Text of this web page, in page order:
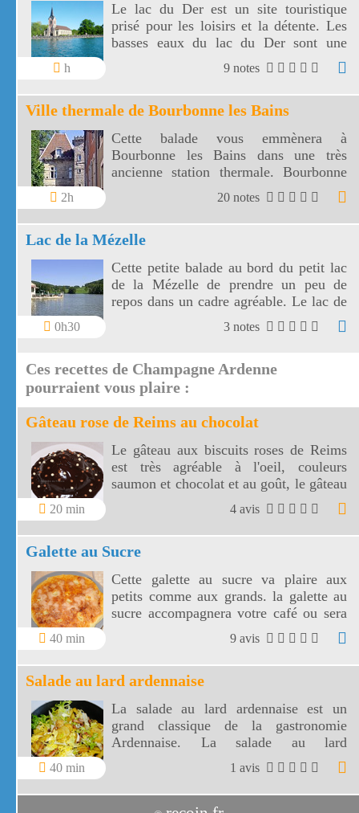
h
Le lac du Der est un site touristique
prisé pour les loisirs et la détente. Les
basses eaux du lac du Der sont une
halte pour de nombreux oiseaux
9 notes
Ville thermale de Bourbonne les Bains
2h
Cette balade vous emmènera à
Bourbonne les Bains dans une très
ancienne station thermale. Bourbonne
les bains est une petite ville d'environ
2500 habitants entourée de prairies et de
forêts.
20 notes
Lac de la Mézelle
0h30
Cette petite balade au bord du petit lac
de la Mézelle de prendre un peu de
repos dans un cadre agréable. Le lac de
la Mézelle vous donnera l'occasion de
vous initier à la pêche.
3 notes
Ces recettes de Champagne Ardenne
pourraient vous plaire :
Gâteau rose de Reims au chocolat
20 min
Le gâteau aux biscuits roses de Reims
est très agréable à l'oeil, couleurs
saumon et chocolat et au goût, le gâteau
rose de Reims à des saveurs de kirsch et
4 avis
Galette au Sucre
40 min
Cette galette au sucre va plaire aux
petits comme aux grands. la galette au
sucre accompagnera votre café ou sera
le goûter idéal de vos enfants.
9 avis
Salade au lard ardennaise
40 min
La salade au lard ardennaise est un
grand classique de la gastronomie
Ardennaise. La salade au lard
ardennaise est une salade complète avec
les lardons, les pommes de terre et la
salade frisée rehaussée par le vinaigre
1 avis